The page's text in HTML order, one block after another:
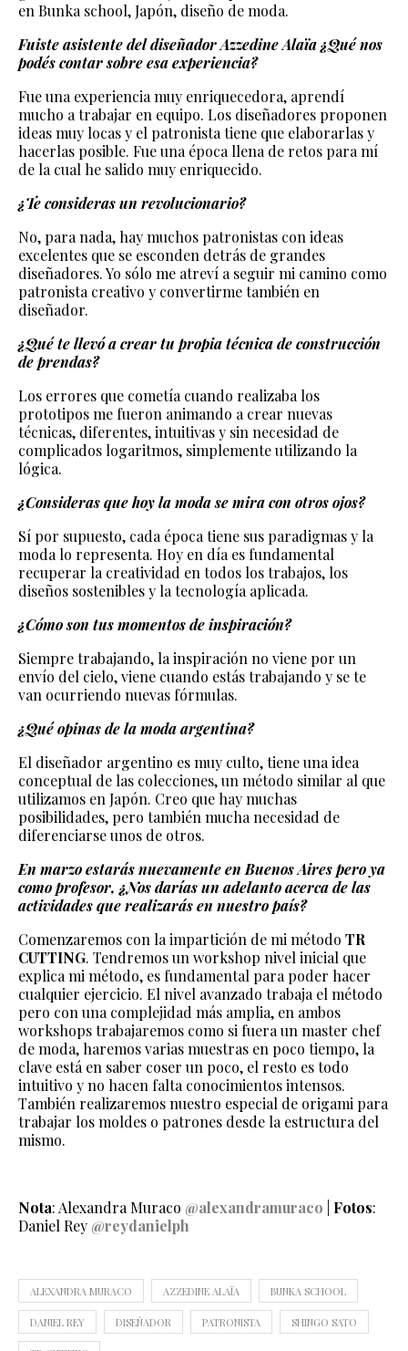
en Bunka school, Japón, diseño de moda.
Fuiste asistente del diseñador Azzedine Alaïa ¿Qué nos
podés contar sobre esa experiencia?
Fue una experiencia muy enriquecedora, aprendí
mucho a trabajar en equipo. Los diseñadores proponen
ideas muy locas y el patronista tiene que elaborarlas y
hacerlas posible. Fue una época llena de retos para mí
de la cual he salido muy enriquecido.
¿Te consideras un revolucionario?
No, para nada, hay muchos patronistas con ideas
excelentes que se esconden detrás de grandes
diseñadores. Yo sólo me atreví a seguir mi camino como
patronista creativo y convertirme también en
diseñador.
¿Qué te llevó a crear tu propia técnica de construcción
de prendas?
Los errores que cometía cuando realizaba los
prototipos me fueron animando a crear nuevas
técnicas, diferentes, intuitivas y sin necesidad de
complicados logaritmos, simplemente utilizando la
lógica.
¿Consideras que hoy la moda se mira con otros ojos?
Sí por supuesto, cada época tiene sus paradigmas y la
moda lo representa. Hoy en día es fundamental
recuperar la creatividad en todos los trabajos, los
diseños sostenibles y la tecnología aplicada.
¿Cómo son tus momentos de inspiración?
Siempre trabajando, la inspiración no viene por un
envío del cielo, viene cuando estás trabajando y se te
van ocurriendo nuevas fórmulas.
¿Qué opinas de la moda argentina?
El diseñador argentino es muy culto, tiene una idea
conceptual de las colecciones, un método similar al que
utilizamos en Japón. Creo que hay muchas
posibilidades, pero también mucha necesidad de
diferenciarse unos de otros.
En marzo estarás nuevamente en Buenos Aires pero ya
como profesor, ¿Nos darías un adelanto acerca de las
actividades que realizarás en nuestro país?
Comenzaremos con la impartición de mi método TR
CUTTING. Tendremos un workshop nivel inicial que
explica mi método, es fundamental para poder hacer
cualquier ejercicio. El nivel avanzado trabaja el método
pero con una complejidad más amplia, en ambos
workshops trabajaremos como si fuera un master chef
de moda, haremos varias muestras en poco tiempo, la
clave está en saber coser un poco, el resto es todo
intuitivo y no hacen falta conocimientos intensos.
También realizaremos nuestro especial de origami para
trabajar los moldes o patrones desde la estructura del
mismo.
Nota: Alexandra Muraco @alexandramuraco Fotos:
Daniel Rey @reydanielph
ALEXANDRA MURACO AZZEDINE ALAÏA BUNKA SCHOOL
DANIEL REY DISEÑADOR PATRONISTA SHINGO SATO